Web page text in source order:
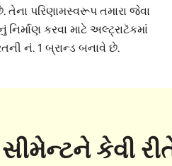
પરિણામસ્વરૂપ તમારા જેવા
કરવા માટે અલ્ટ્રાટૅકમાં
નં. 1 બ્રાન્ડ બનાવે છે.
કેવી